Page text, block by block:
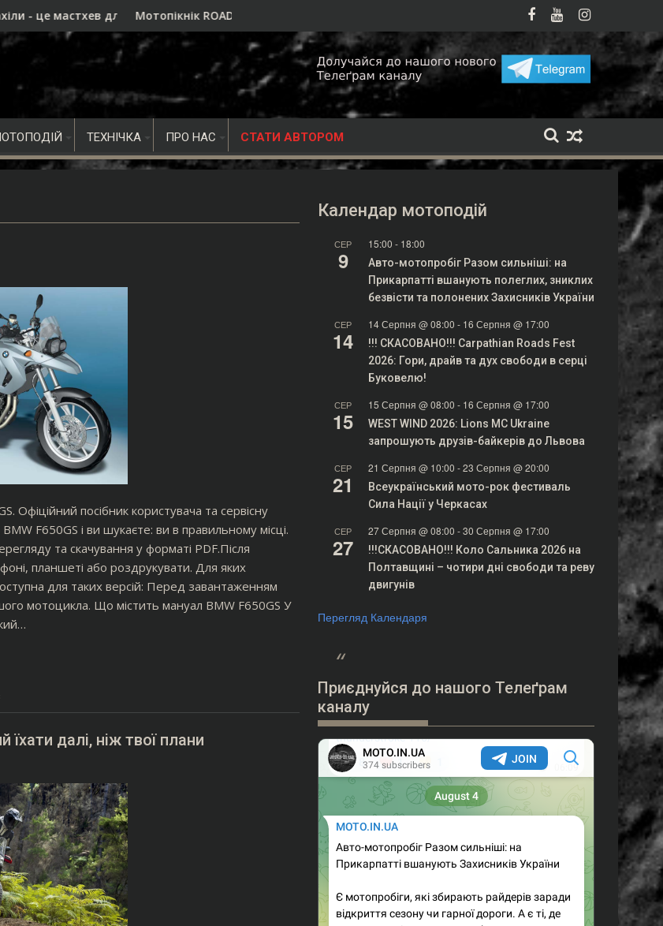
дальнобою, а не просто ще один аксесуар
Мотопікнік ROADSIDE 2026 в Івано-Франківську - головна мотоподія літаМотопатруль у Хмельницькому вперше виїхав на
ТЕХНІЧКА ПРО НАС СТАТИ АВТОРОМ
Офіційний посібник користувача та сервісну
F650GS і ви шукаєте: ви в правильному місці.
та скачування у форматі PDF.Після
планшеті або роздрукувати. Для яких
для таких версій: Перед завантаженням
мотоцикла. Що містить мануал BMW F650GS У
далі, ніж твої плани
Календар мотоподій
СЕР
9
15:00 - 18:00
Авто-мотопробіг Разом сильніші: на
Прикарпатті вшанують полеглих, зниклих
безвісти та полонених Захисників України
СЕР
14
14 Серпня @ 08:00 - 16 Серпня @ 17:00
!!! СКАСОВАНО!!! Carpathian Roads Fest
2026: Гори, драйв та дух свободи в серці
Буковелю!
СЕР
15
15 Серпня @ 08:00 - 16 Серпня @ 17:00
WEST WIND 2026: Lions MC Ukraine
запрошують друзів-байкерів до Львова
СЕР
21
21 Серпня @ 10:00 -23 Серпня @ 20:00
Всеукраїнський мото-рок фестиваль
Сила Нації у Черкасах
СЕР
27
27 Серпня @ 08:00 -30 Серпня @ 17:00
!!!СКАСОВАНО!!! Коло Сальника 2026 на
Полтавщині – чотири дні свободи та реву
двигунів
Перегляд Календаря
Приєднуйся до нашого Телеґрам
каналу